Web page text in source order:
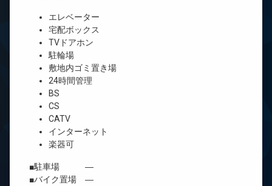
エレベーター
宅配ボックス
TVドアホン
駐輪場
敷地内ゴミ置き場
24時間管理
BS
CS
CATV
インターネット
楽器可
■駐車場 ―
■バイク置場 ―